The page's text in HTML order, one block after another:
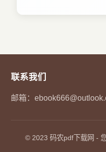
联系我们
邮箱：
© 2023 码农pdf下载网 -